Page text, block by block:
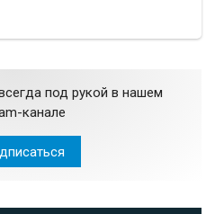
под рукой в нашем
канале